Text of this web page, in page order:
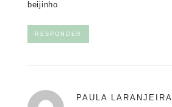
beijinho
RESPONDER
PAULA LARANJEIRA